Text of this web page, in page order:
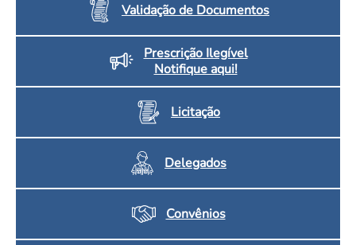
Validação de Documentos
Prescrição Ilegível
Notifique aqui!
Licitação
Delegados
Convênios